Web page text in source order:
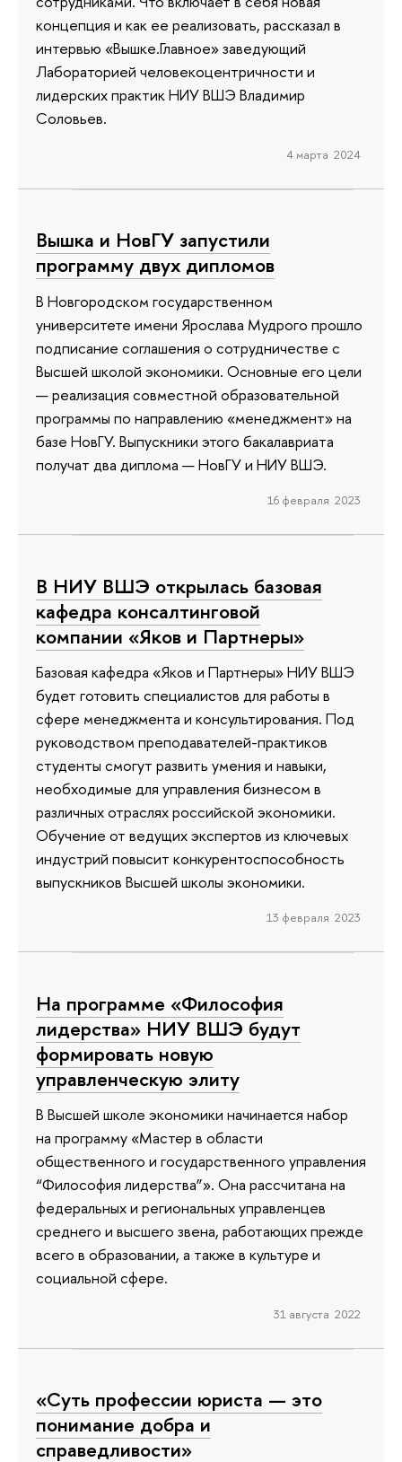
концепция и как ее реализовать, рассказал в
интервью «Вышке.Главное» заведующий
Лабораторией человекоцентричности и
лидерских практик НИУ ВШЭ Владимир
Соловьев.
4 марта 2024
Вышка и НовГУ запустили
программу двух дипломов
В Новгородском государственном
университете имени Ярослава Мудрого прошло
подписание соглашения о сотрудничестве с
Высшей школой экономики. Основные его цели
— реализация совместной образовательной
программы по направлению «менеджмент» на
базе НовГУ. Выпускники этого бакалавриата
получат два диплома — НовГУ и НИУ ВШЭ.
16 февраля 2023
В НИУ ВШЭ открылась базовая
кафедра консалтинговой
компании «Яков и Партнеры»
Базовая кафедра «Яков и Партнеры» НИУ ВШЭ
будет готовить специалистов для работы в
сфере менеджмента и консультирования. Под
руководством преподавателей-практиков
студенты смогут развить умения и навыки,
необходимые для управления бизнесом в
различных отраслях российской экономики.
Обучение от ведущих экспертов из ключевых
индустрий повысит конкурентоспособность
выпускников Высшей школы экономики.
13 февраля 2023
На программе «Философия
лидерства» НИУ ВШЭ будут
формировать новую
управленческую элиту
В Высшей школе экономики начинается набор
на программу «Мастер в области
общественного и государственного управления
“Философия лидерства”». Она рассчитана на
федеральных и региональных управленцев
среднего и высшего звена, работающих прежде
всего в образовании, а также в культуре и
социальной сфере.
31 августа 2022
«Суть профессии юриста — это
понимание добра и
справедливости»